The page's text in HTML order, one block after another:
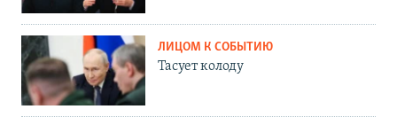
ЛИЦОМ К СОБЫТИЮ
Тасует колоду